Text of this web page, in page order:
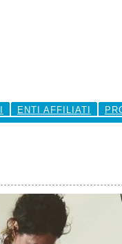
ENTI AFFILIATI